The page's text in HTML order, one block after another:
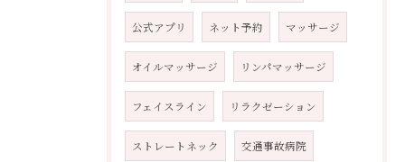
公式アプリ ネット予約 マッサージ
オイルマッサージ リンパマッサージ
フェイスライン リラクゼーション
ストレートネック 交通事故病院